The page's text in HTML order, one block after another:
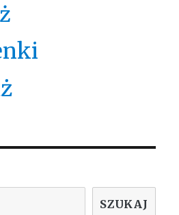
SZUKAJ